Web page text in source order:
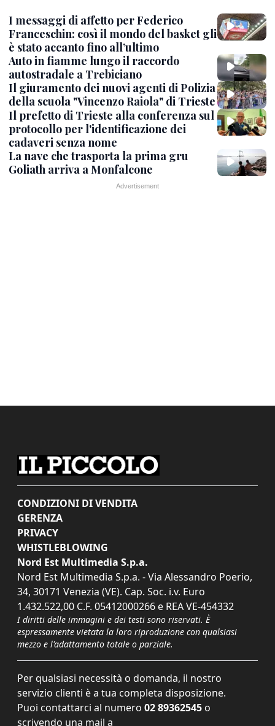
I messaggi di affetto per Federico
Franceschin: così il mondo del basket gli
è stato accanto fino all’ultimo
Auto in fiamme lungo il raccordo
autostradale a Trebiciano
Il giuramento dei nuovi agenti di Polizia
della scuola "Vincenzo Raiola" di Trieste
Il prefetto di Trieste alla conferenza sul
protocollo per l'identificazione dei
cadaveri senza nome
La nave che trasporta la prima gru
Goliath arriva a Monfalcone
CONDIZIONI DI VENDITA
GERENZA
PRIVACY
WHISTLEBLOWING
Nord Est Multimedia S.p.a.
Nord Est Multimedia S.p.a. - Via Alessandro Poerio,
34, 30171 Venezia (VE). Cap. Soc. i.v. Euro
1.432.522,00 C.F. 05412000266 e REA VE-454332
I diritti delle immagini e dei testi sono riservati. È
espressamente vietata la loro riproduzione con qualsiasi
mezzo e l'adattamento totale o parziale.
Per qualsiasi necessità o domanda, il nostro
servizio clienti è a tua completa disposizione.
Puoi contattarci al numero 02 89362545 o
scrivendo una mail a